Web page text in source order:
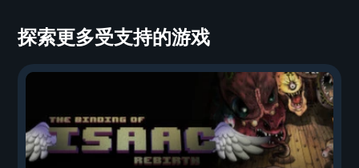
探索更多受支持的游戏